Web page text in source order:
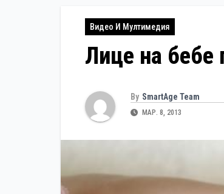
Видео И Мултимедия
Лице на бебе
By SmartAge Team
МАР. 8, 2013